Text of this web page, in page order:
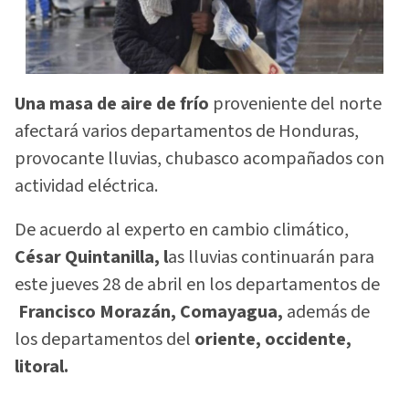
Una masa de aire de frío proveniente del norte
afectará varios departamentos de Honduras,
provocante lluvias, chubasco acompañados con
actividad eléctrica.
De acuerdo al experto en cambio climático,
César Quintanilla, las lluvias continuarán para
este jueves 28 de abril en los departamentos de
Francisco Morazán, Comayagua, además de
los departamentos del oriente, occidente,
litoral.